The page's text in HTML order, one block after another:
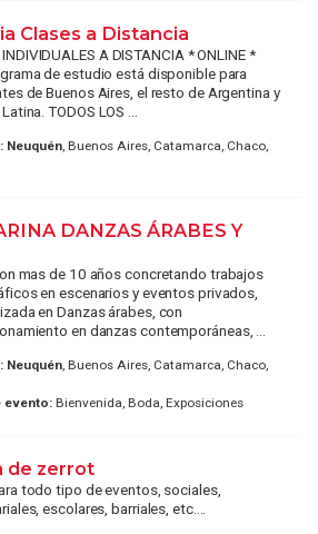
Clases a Distancia
A DISTANCIA * ONLINE *
de estudio está disponible para
de Buenos Aires, el resto de Argentina y
TODOS LOS ...
Neuquén, Buenos Aires, Catamarca, Chaco,
DANZAS ÁRABES Y
mas de 10 años concretando trabajos
en escenarios y eventos privados,
en Danzas árabes, con
en danzas contemporáneas, ...
Neuquén, Buenos Aires, Catamarca, Chaco,
evento:Bienvenida, Boda, Exposiciones
de zerrot
todo tipo de eventos, sociales,
escolares, barriales, etc....